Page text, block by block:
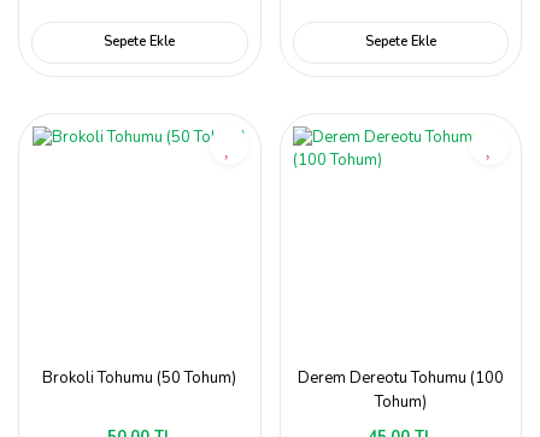
Sepete Ekle Sepete Ekle
Brokoli Tohumu (50 Tohum)
Derem Dereotu Tohumu (100
Tohum)